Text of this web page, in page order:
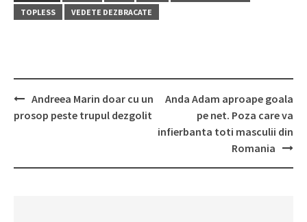
TOPLESS
VEDETE DEZBRACATE
Post
navigation
Andreea Marin doar cu un
prosop peste trupul dezgolit
Anda Adam aproape goala
pe net. Poza care va
infierbanta toti masculii din
Romania